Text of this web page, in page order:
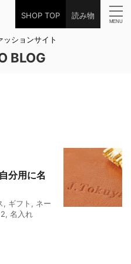
SHOP TOP 読み物
ッションサイト
BLOG
分用に名
, ギフト , ネー
, 名入れ